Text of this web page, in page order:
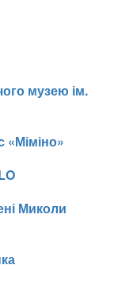
музею ім.
«Міміно»
Миколи